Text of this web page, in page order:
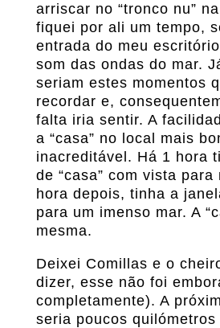
arriscar no “tronco nu”
fiquei por ali um tempo,
entrada do meu
som das ondas do mar.
seriam estes momentos
recordar e,
falta iria sentir. A
a “casa” no local mais
inacreditável. Há 1 hora
de “casa” com vista para
hora depois, tinha a
para um imenso mar. A
mesma.
Deixei Comillas e o
dizer, esse não foi
completamente). A
seria poucos quilómetros